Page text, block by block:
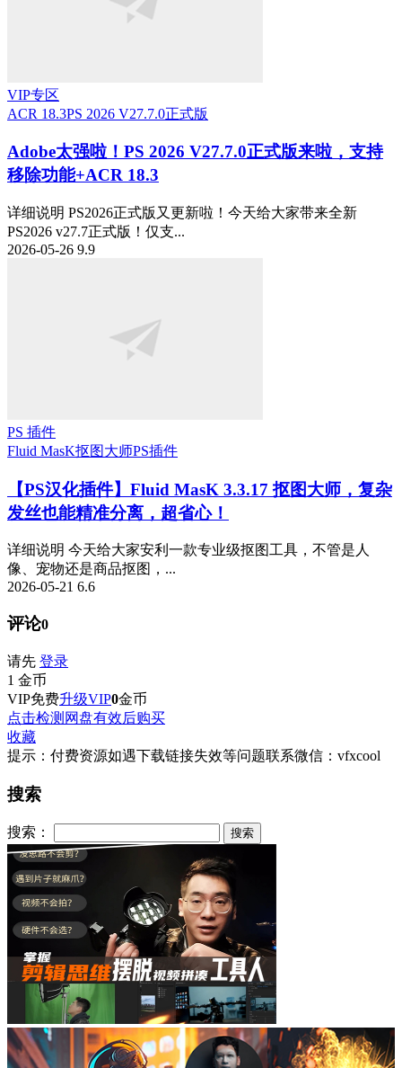
VIP专区
ACR 18.3PS 2026 V27.7.0正式版
Adobe太强啦！PS 2026 V27.7.0正式版来啦，支持
移除功能+ACR 18.3
详细说明 PS2026正式版又更新啦！今天给大家带来全新
PS2026 v27.7正式版！仅支...
2026-05-26 9.9
PS 插件
Fluid MasK抠图大师PS插件
【PS汉化插件】Fluid MasK 3.3.17 抠图大师，复杂
发丝也能精准分离，超省心！
详细说明 今天给大家安利一款专业级抠图工具，不管是人
像、宠物还是商品抠图，...
2026-05-21 6.6
评论0
请先 登录
1 金币
VIP免费升级VIP0金币
点击检测网盘有效后购买
收藏
提示：付费资源如遇下载链接失效等问题联系微信：vfxcool
搜索
搜索：